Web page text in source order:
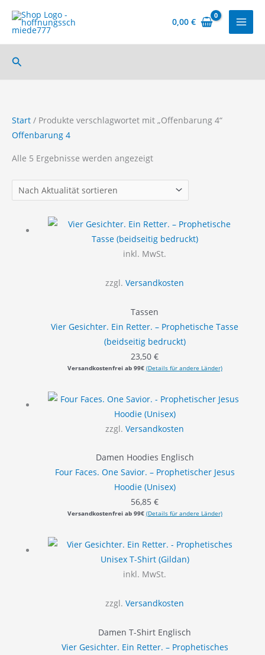
Inhalt
springen
0,00 €
Suchen
Start / Produkte verschlagwortet mit „Offenbarung 4“
Offenbarung 4
Alle 5 Ergebnisse werden angezeigtNach
sortiert
inkl. MwSt.
zzgl.Versandkosten
Tassen
Vier Gesichter. Ein Retter. – Prophetische Tasse
(beidseitig bedruckt)
23,50€
Versandkostenfrei ab 99€ (Details für andere Länder)
zzgl.Versandkosten
Damen Hoodies Englisch
Four Faces. One Savior. – Prophetischer Jesus
Hoodie (Unisex)
56,85€
Versandkostenfrei ab 99€ (Details für andere Länder)
inkl. MwSt.
zzgl.Versandkosten
Damen T-Shirt Englisch
Vier Gesichter. Ein Retter. – Prophetisches